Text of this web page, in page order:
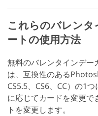
これらのバレン
ートの使用方法
無料のバレンタインデー
は、互換性のある
CS5.5、CS6、CC）の1
に応じてカードを変更で
トを変更します。